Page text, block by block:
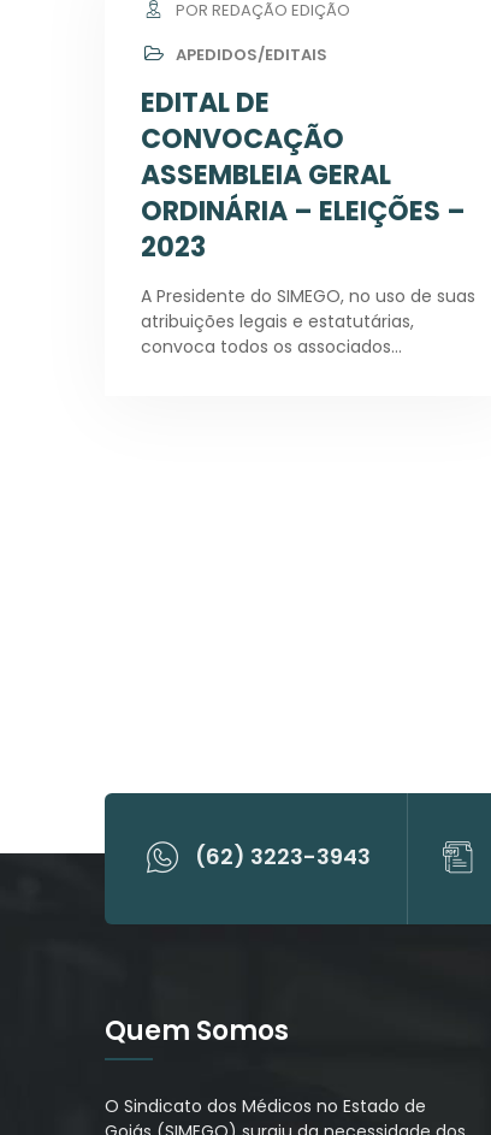
POR REDAÇÃO EDIÇÃO
APEDIDOS/EDITAIS
EDITAL DE
CONVOCAÇÃO
ASSEMBLEIA GERAL
ORDINÁRIA – ELEIÇÕES –
2023
A Presidente do SIMEGO, no uso de suas
atribuições legais e estatutárias,
convoca todos os associados…
(62) 3223-3943
Quem Somos
O Sindicato dos Médicos no Estado de